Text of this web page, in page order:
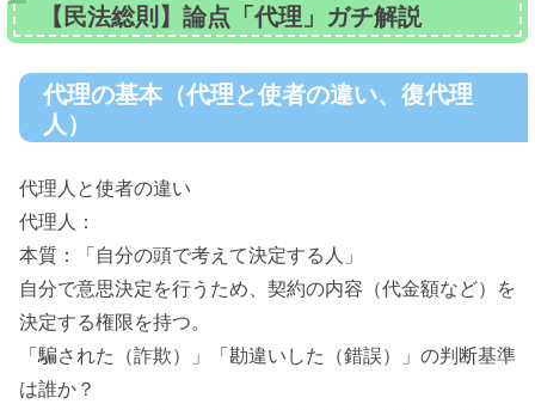
【民法総則】論点「代理」ガチ解説
代理の基本（代理と使者の違い、復代理
人）
代理人と使者の違い
代理人：
本質：「自分の頭で考えて決定する人」
自分で意思決定を行うため、契約の内容（代金額など）を
決定する権限を持つ。
「騙された（詐欺）」「勘違いした（錯誤）」の判断基準
は誰か？